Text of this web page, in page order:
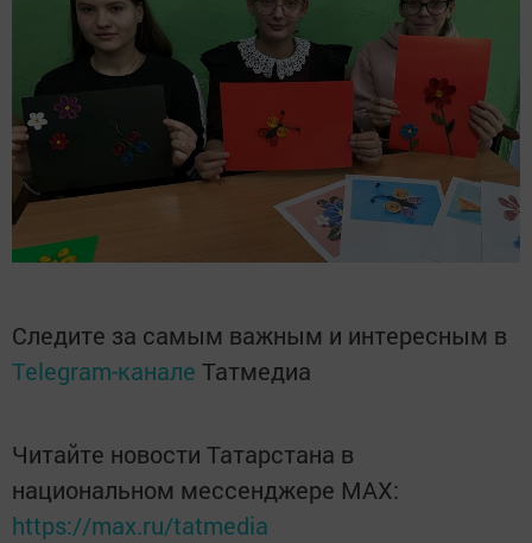
Следите за самым важным и интересным в
Telegram-канале Татмедиа
Читайте новости Татарстана в
национальном мессенджере MАХ:
https://max.ru/tatmedia